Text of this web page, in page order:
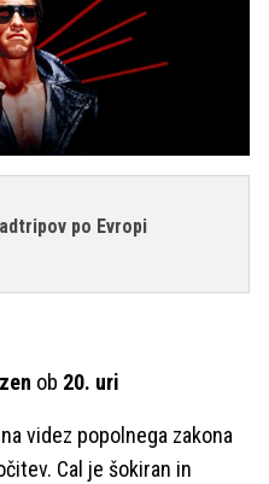
po Evropi
ob 20. uri
videz popolnega zakona
Cal je šokiran in